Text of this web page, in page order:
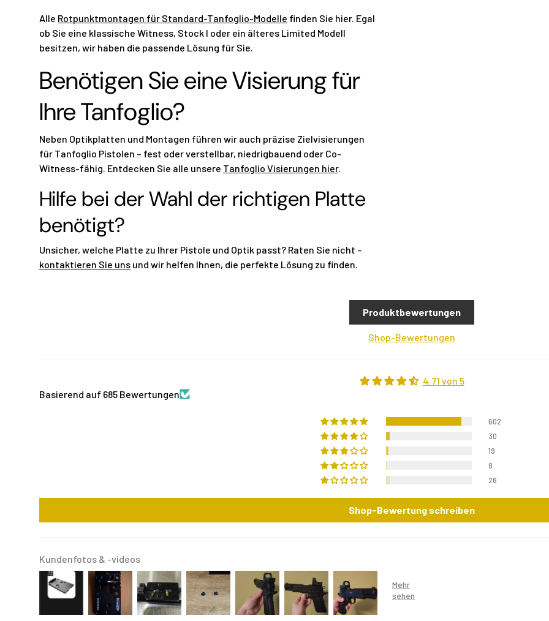
Alle Rotpunktmontagen für Standard-Tanfoglio-Modelle finden Sie hier. Egal
ob Sie eine klassische Witness, Stock I oder ein älteres Limited Modell
besitzen, wir haben die passende Lösung für Sie.
Benötigen Sie eine Visierung für
Ihre Tanfoglio?
Neben Optikplatten und Montagen führen wir auch präzise Zielvisierungen
für Tanfoglio Pistolen – fest oder verstellbar, niedrigbauend oder Co-
Witness-fähig. Entdecken Sie alle unsere Tanfoglio Visierungen hier.
Hilfe bei der Wahl der richtigen Platte
benötigt?
Unsicher, welche Platte zu Ihrer Pistole und Optik passt? Raten Sie nicht –
kontaktieren Sie uns und wir helfen Ihnen, die perfekte Lösung zu finden.
Produktbewertungen
Shop-Bewertungen
4.71 von 5
Basierend auf 685 Bewertungen
602
30
19
8
26
Shop-Bewertung schreiben
Kundenfotos & -videos